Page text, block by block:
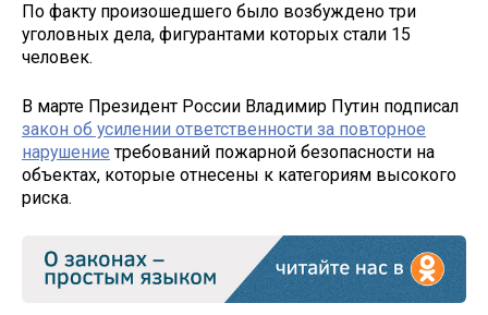
По факту произошедшего было возбуждено три
уголовных дела, фигурантами которых стали 15
человек.
В марте Президент России Владимир Путин подписал
закон об усилении ответственности за повторное
нарушение требований пожарной безопасности на
объектах, которые отнесены к категориям высокого
риска.